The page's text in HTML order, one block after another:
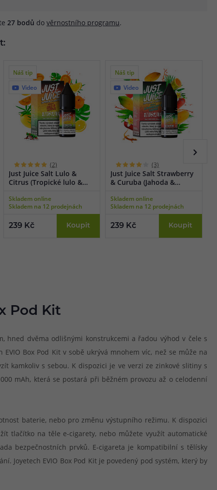
27 bodů do věrnostního programu.
Náš tip
Video
(2)
Just Juice Salt Lulo &
Citrus (Tropické lulo &
Skladem online
Skladem na 12 prodejnách
239 Kč Koupit
Náš tip
Video
(3)
Just Juice Salt Strawberry
& Curuba (Jahoda &
Skladem online
Skladem na 12 prodejnách
239 Kč Koupit
Pod Kit
hned dvěma odlišnými konstrukcemi a řadou výhod v čele s
Box Pod Kit v sobě ukrývá mnohem víc, než se může na
kamkoliv s sebou. K dispozici je ve verzi ze zinkové slitiny s
mAh, která se postará při běžném provozu až o celodenní
baterie, nebo pro změnu výstupního režimu. K dispozici
tlačítko na těle e-cigarety, nebo můžete využít automatické
bezpečnostních prvků. E-cigareta je kompatibilní s tělísky
Joyetech EVIO Box Pod Kit je povedený pod systém, který by